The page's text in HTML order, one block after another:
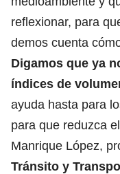
reflexionar, para
demos cuenta
Digamos que ya
índices de
ayuda hasta para
para que reduzca
Manrique López,
Tránsito y